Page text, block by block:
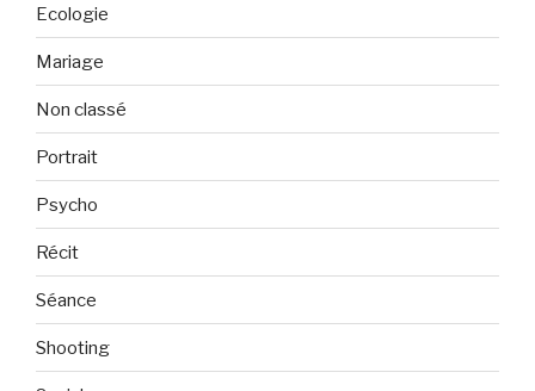
Ecologie
Mariage
Non classé
Portrait
Psycho
Récit
Séance
Shooting